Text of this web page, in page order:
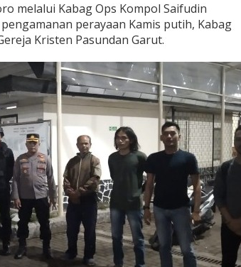
melalui Kabag Ops Kompol Saifudin
perayaan Kamis putih, Kabag
Kristen Pasundan Garut.